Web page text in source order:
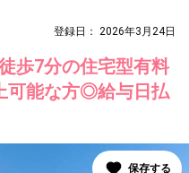
登録日： 2026年3月24日
歩7分の住宅型有料
可能な方◎給与日払